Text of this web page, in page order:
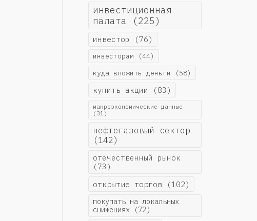
инвестиционная
палата (225)
инвестор (76)
инвесторам (44)
куда вложить деньги (58)
купить акции (83)
макроэкономические данные
(31)
нефтегазовый сектор
(142)
отечественный рынок
(73)
открытие торгов (102)
покупать на локальных
снижениях(72)